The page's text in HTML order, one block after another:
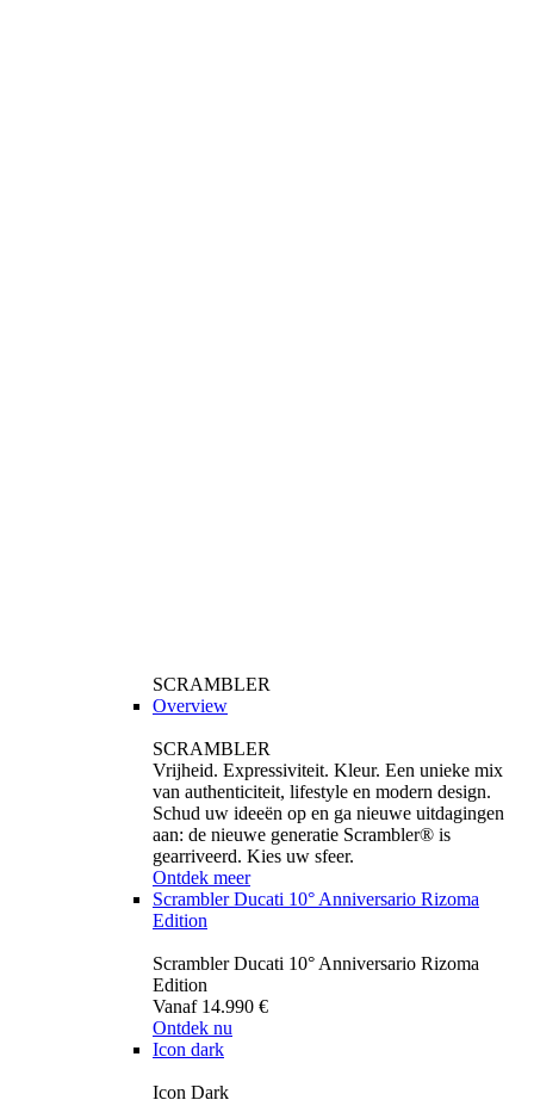
SCRAMBLER
Overview
SCRAMBLER
Vrijheid. Expressiviteit. Kleur. Een unieke mix
van authenticiteit, lifestyle en modern design.
Schud uw ideeën op en ga nieuwe uitdagingen
aan: de nieuwe generatie Scrambler® is
gearriveerd. Kies uw sfeer.
Ontdek meer
Scrambler Ducati 10° Anniversario Rizoma
Edition
Scrambler Ducati 10° Anniversario Rizoma
Edition
Vanaf 14.990 €
Ontdek nu
Icon dark
Icon Dark